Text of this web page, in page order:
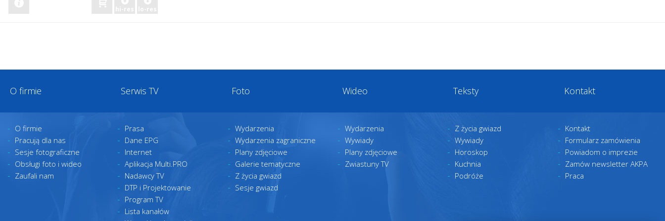
hi-res lo-res
O firmie Serwis TV Foto Wideo Teksty Kontakt
O firmie
Pracują dla nas
Sesje fotograficzne
Obsługi foto i wideo
Zaufali nam
Prasa
Dane EPG
Internet
Aplikacja Multi.PRO
Nadawcy TV
DTP i Projektowanie
Program TV
Lista kanałów
Wydarzenia
Wydarzenia zagraniczne
Plany zdjęciowe
Galerie tematyczne
Z życia gwiazd
Sesje gwiazd
Wydarzenia
Wywiady
Plany zdjęciowe
Zwiastuny TV
Z życia gwiazd
Wywiady
Horoskop
Kuchnia
Podróże
Kontakt
Formularz zamówienia
Powiadom o imprezie
Zamów newsletter AKPA
Praca